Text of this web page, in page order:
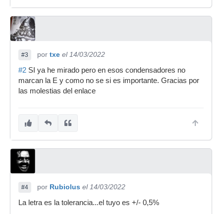
#3 por txe el 14/03/2022
#2 SI ya he mirado pero en esos condensadores no
marcan la E y como no se si es importante. Gracias por
las molestias del enlace
#4 por Rubiolus el 14/03/2022
La letra es la tolerancia...el tuyo es +/- 0,5%